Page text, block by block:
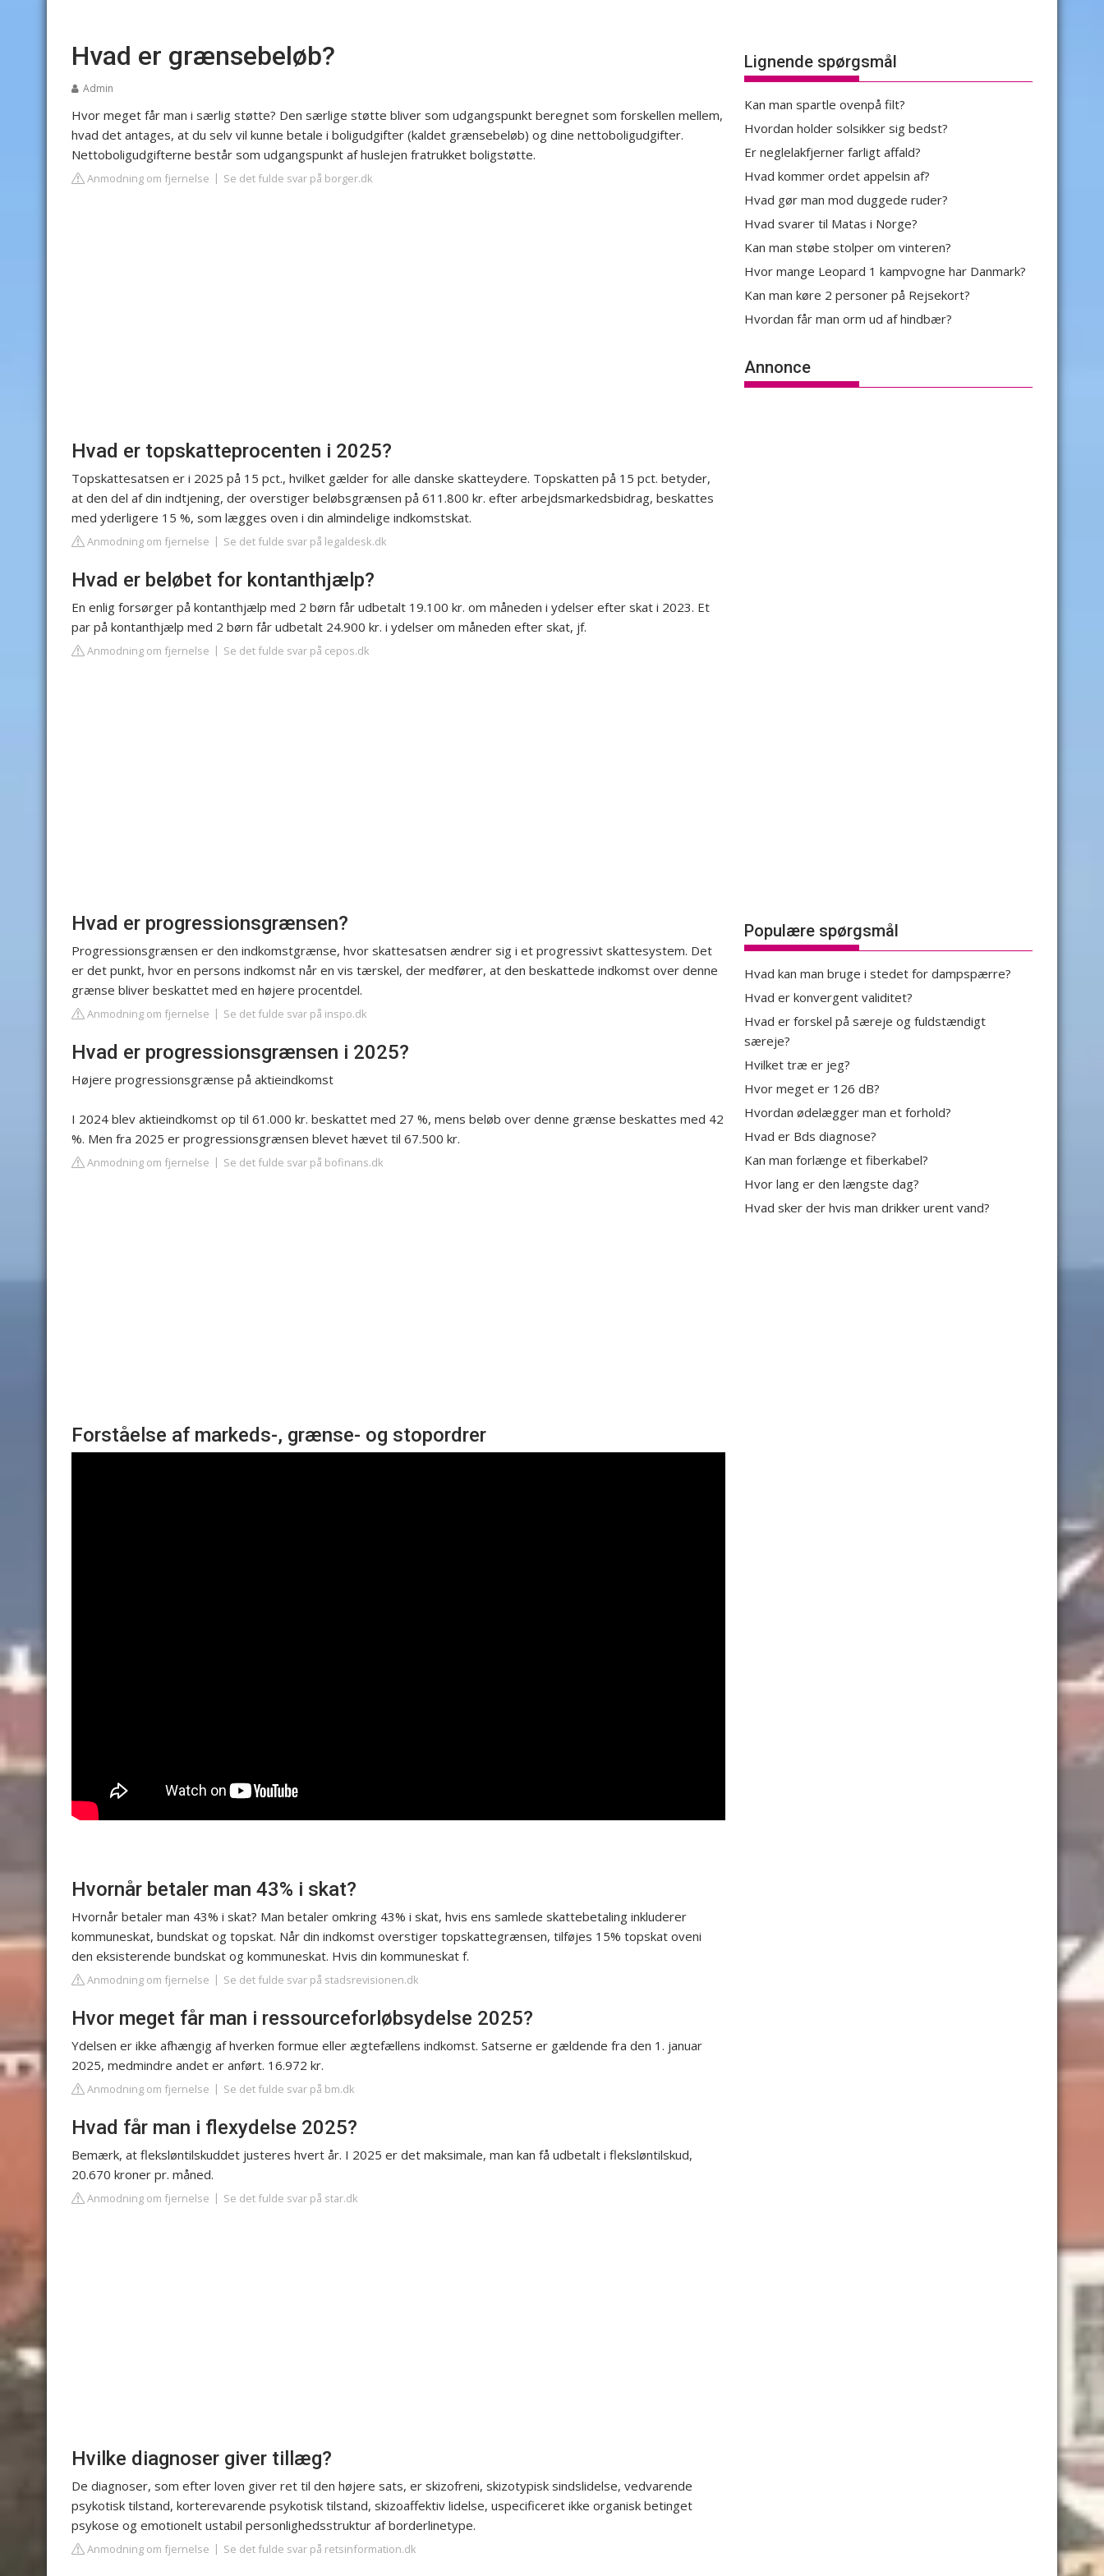
Hvad er grænsebeløb?
Admin
Hvor meget får man i særlig støtte? Den særlige støtte bliver som udgangspunkt beregnet som forskellen mellem,
hvad det antages, at du selv vil kunne betale i boligudgifter (kaldet grænsebeløb) og dine nettoboligudgifter.
Nettoboligudgifterne består som udgangspunkt af huslejen fratrukket boligstøtte.
Anmodning om fjernelse Se det fulde svar på borger.dk
Hvad er topskatteprocenten i 2025?
Topskattesatsen er i 2025 på 15 pct., hvilket gælder for alle danske skatteydere. Topskatten på 15 pct. betyder,
at den del af din indtjening, der overstiger beløbsgrænsen på 611.800 kr. efter arbejdsmarkedsbidrag, beskattes
med yderligere 15 %, som lægges oven i din almindelige indkomstskat.
Anmodning om fjernelse Se det fulde svar på legaldesk.dk
Hvad er beløbet for kontanthjælp?
En enlig forsørger på kontanthjælp med 2 børn får udbetalt 19.100 kr. om måneden i ydelser efter skat i 2023. Et
par på kontanthjælp med 2 børn får udbetalt 24.900 kr. i ydelser om måneden efter skat, jf.
Anmodning om fjernelse Se det fulde svar på cepos.dk
Hvad er progressionsgrænsen?
Progressionsgrænsen er den indkomstgrænse, hvor skattesatsen ændrer sig i et progressivt skattesystem. Det
er det punkt, hvor en persons indkomst når en vis tærskel, der medfører, at den beskattede indkomst over denne
grænse bliver beskattet med en højere procentdel.
Anmodning om fjernelse Se det fulde svar på inspo.dk
Hvad er progressionsgrænsen i 2025?
Højere progressionsgrænse på aktieindkomst
I 2024 blev aktieindkomst op til 61.000 kr. beskattet med 27 %, mens beløb over denne grænse beskattes med 42
%. Men fra 2025 er progressionsgrænsen blevet hævet til 67.500 kr.
Anmodning om fjernelse Se det fulde svar på bofinans.dk
Forståelse af markeds-, grænse- og stopordrer
Hvornår betaler man 43% i skat?
Hvornår betaler man 43% i skat? Man betaler omkring 43% i skat, hvis ens samlede skattebetaling inkluderer
kommuneskat, bundskat og topskat. Når din indkomst overstiger topskattegrænsen, tilføjes 15% topskat oveni
den eksisterende bundskat og kommuneskat. Hvis din kommuneskat f.
Anmodning om fjernelse Se det fulde svar på stadsrevisionen.dk
Hvor meget får man i ressourceforløbsydelse 2025?
Ydelsen er ikke afhængig af hverken formue eller ægtefællens indkomst. Satserne er gældende fra den 1. januar
2025, medmindre andet er anført. 16.972 kr.
Anmodning om fjernelse Se det fulde svar på bm.dk
Hvad får man i flexydelse 2025?
Bemærk, at fleksløntilskuddet justeres hvert år. I 2025 er det maksimale, man kan få udbetalt i fleksløntilskud,
20.670 kroner pr. måned.
Anmodning om fjernelse Se det fulde svar på star.dk
Hvilke diagnoser giver tillæg?
De diagnoser, som efter loven giver ret til den højere sats, er skizofreni, skizotypisk sindslidelse, vedvarende
psykotisk tilstand, korterevarende psykotisk tilstand, skizoaffektiv lidelse, uspecificeret ikke organisk betinget
psykose og emotionelt ustabil personlighedsstruktur af borderlinetype.
Anmodning om fjernelse Se det fulde svar på retsinformation.dk
Lignende spørgsmål
Kan man spartle ovenpå filt?
Hvordan holder solsikker sig bedst?
Er neglelakfjerner farligt affald?
Hvad kommer ordet appelsin af?
Hvad gør man mod duggede ruder?
Hvad svarer til Matas i Norge?
Kan man støbe stolper om vinteren?
Hvor mange Leopard 1 kampvogne har Danmark?
Kan man køre 2 personer på Rejsekort?
Hvordan får man orm ud af hindbær?
Annonce
Populære spørgsmål
Hvad kan man bruge i stedet for dampspærre?
Hvad er konvergent validitet?
Hvad er forskel på særeje og fuldstændigt
særeje?
Hvilket træ er jeg?
Hvor meget er 126 dB?
Hvordan ødelægger man et forhold?
Hvad er Bds diagnose?
Kan man forlænge et fiberkabel?
Hvor lang er den længste dag?
Hvad sker der hvis man drikker urent vand?